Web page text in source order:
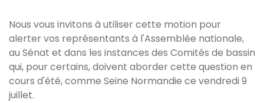
Nous vous invitons à utiliser cette motion pour
alerter vos représentants à l'Assemblée nationale,
au Sénat et dans les instances des Comités de bassin
qui, pour certains, doivent aborder cette question en
cours d'été, comme Seine Normandie ce vendredi 9
juillet.